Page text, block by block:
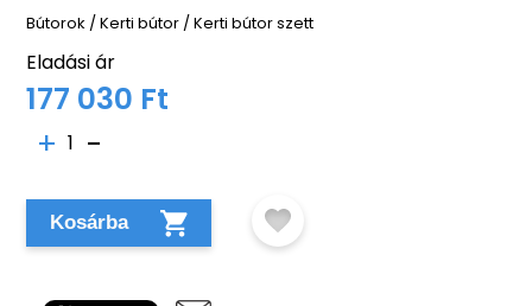
Bútorok /Kerti bútor /Kerti bútor szett
Eladási ár
177 030 Ft
1
Kosárba